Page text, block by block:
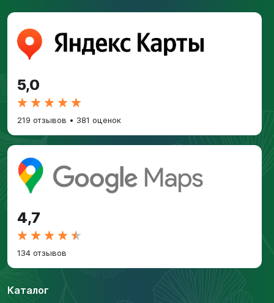
5,0
219 отзывов • 381 оценок
4,7
134 отзывов
Каталог